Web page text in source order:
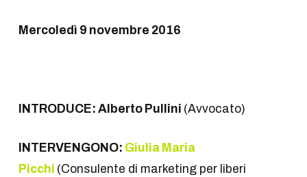
Mercoledì 9 novembre 2016
INTRODUCE: Alberto Pullini (Avvocato)
INTERVENGONO: Giulia Maria
Picchi (Consulente di marketing per liberi